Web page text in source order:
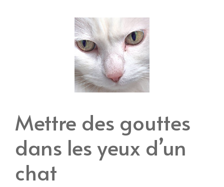
Mettre des gouttes
dans les yeux d’un
chat